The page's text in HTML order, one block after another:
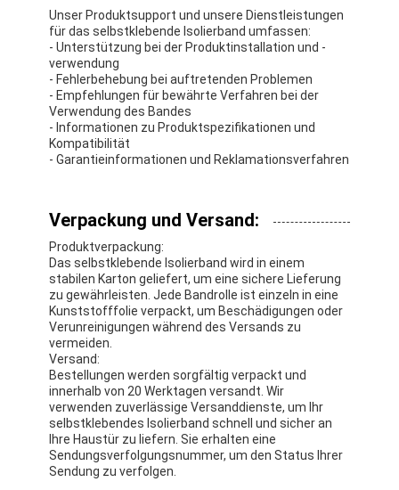
Unser Produktsupport und unsere Dienstleistungen
für das selbstklebende Isolierband umfassen:
- Unterstützung bei der Produktinstallation und -
verwendung
- Fehlerbehebung bei auftretenden Problemen
- Empfehlungen für bewährte Verfahren bei der
Verwendung des Bandes
- Informationen zu Produktspezifikationen und
Kompatibilität
- Garantieinformationen und Reklamationsverfahren
Verpackung und Versand:
Produktverpackung:
Das selbstklebende Isolierband wird in einem
stabilen Karton geliefert, um eine sichere Lieferung
zu gewährleisten. Jede Bandrolle ist einzeln in eine
Kunststofffolie verpackt, um Beschädigungen oder
Verunreinigungen während des Versands zu
vermeiden.
Versand:
Bestellungen werden sorgfältig verpackt und
innerhalb von 20 Werktagen versandt. Wir
verwenden zuverlässige Versanddienste, um Ihr
selbstklebendes Isolierband schnell und sicher an
Ihre Haustür zu liefern. Sie erhalten eine
Sendungsverfolgungsnummer, um den Status Ihrer
Sendung zu verfolgen.